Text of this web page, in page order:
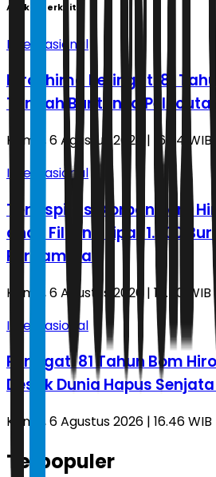
Artikel Terkait
Internasional
Hiroshima Peringati 81
Tengah Buntunya
Kamis, 6 Agustus 2026 | 16.54 WIB
Internasional
Terinspirasi Korban Bom
anak Filipina Lipat 1.000
Perdamaian
Kamis, 6 Agustus 2026 | 16.50 WIB
Internasional
Peringati 81 Tahun Bom
Desak Dunia Hapus
Kamis, 6 Agustus 2026 | 16.46 WIB
Terpopuler